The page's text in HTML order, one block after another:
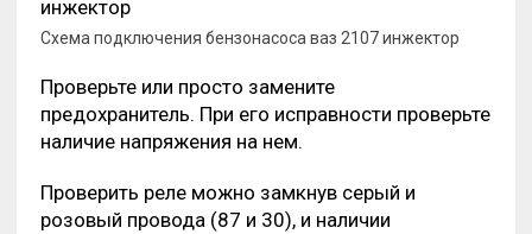
Схема подключения бензонасоса ваз 2107 инжектор
Проверьте или просто замените
предохранитель. При его исправности проверьте
наличие напряжения на нем.
Проверить реле можно замкнув серый и
розовый провода (87 и 30), и наличии